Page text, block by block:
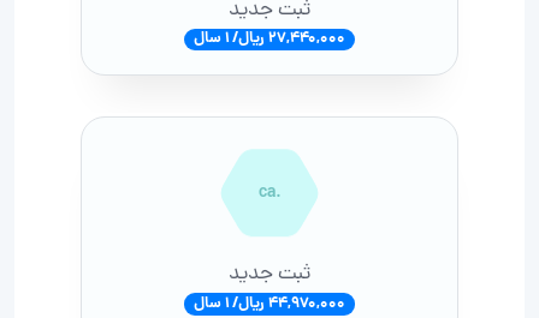
ثبت جدید
27,440,000 ریال/ 1 سال
.ca
ثبت جدید
44,970,000 ریال/ 1 سال